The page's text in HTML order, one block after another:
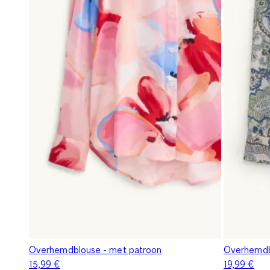
Overhemdblouse - met patroon
15,99 €
19,99 €